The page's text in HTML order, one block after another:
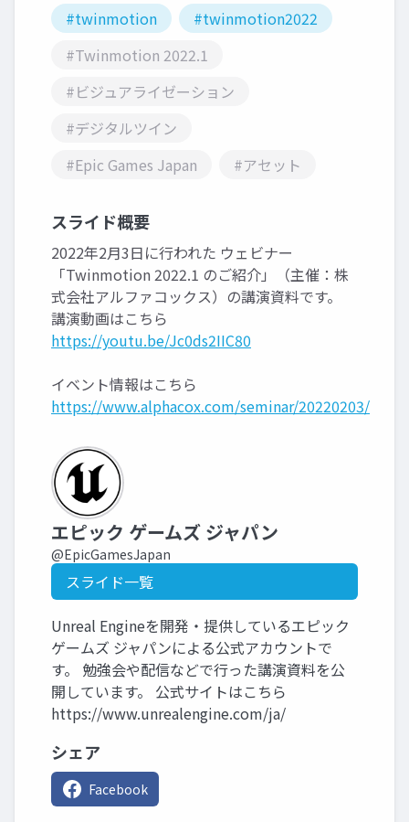
#twinmotion
#twinmotion2022
#Twinmotion 2022.1
#ビジュアライゼーション
#デジタルツイン
#Epic Games Japan
#アセット
スライド概要
2022年2月3日に行われた ウェビナー
「Twinmotion 2022.1 のご紹介」（主催：株
式会社アルファコックス）の講演資料です。
講演動画はこちら
https://youtu.be/Jc0ds2IIC80
イベント情報はこちら
https://www.alphacox.com/seminar/20220203/
エピック ゲームズ ジャパン
@EpicGamesJapan
スライド一覧
Unreal Engineを開発・提供しているエピック
ゲームズ ジャパンによる公式アカウントで
す。 勉強会や配信などで行った講演資料を公
開しています。 公式サイトはこちら
https://www.unrealengine.com/ja/
シェア
Facebook